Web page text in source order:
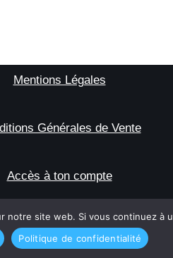
Mentions Légales
Générales de Vente
Accès à ton compte
julienbetoulle.com.
Tous droits réservés.
notre site web. Si vous continuez
Politique de confidentialité